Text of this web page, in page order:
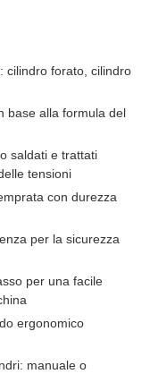
cilindro forato, cilindro
base alla formula del
saldati e trattati
tensioni
con durezza
per la sicurezza
per una facile
ergonomico
manuale o